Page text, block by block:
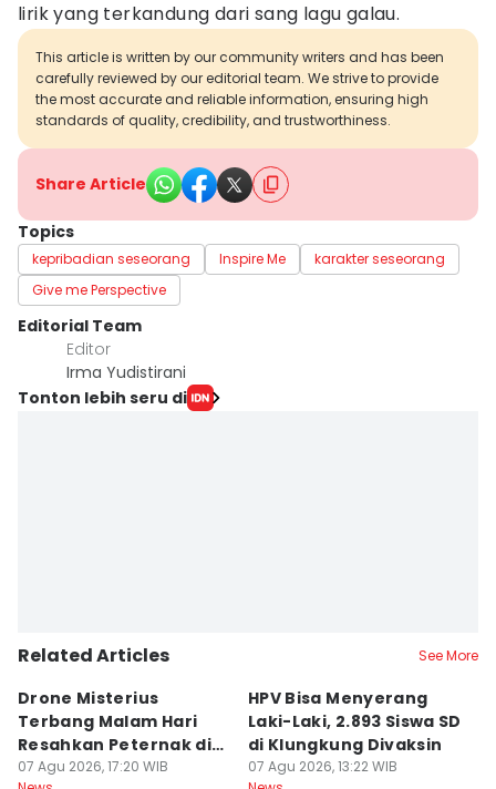
lirik yang terkandung dari sang lagu galau.
This article is written by our community writers and has been
carefully reviewed by our editorial team. We strive to provide
the most accurate and reliable information, ensuring high
standards of quality, credibility, and trustworthiness.
Share Article
Topics
kepribadian seseorang Inspire Me
karakter seseorang
Give me Perspective
Editorial Team
Editor
Irma Yudistirani
Tonton lebih seru di
Related Articles See More
Drone Misterius
Terbang Malam Hari
Resahkan Peternak di
Marga Tabanan
07 Agu 2026, 17:20 WIB
HPV Bisa Menyerang
Laki-Laki, 2.893 Siswa SD
di Klungkung Divaksin
07 Agu 2026, 13:22 WIB